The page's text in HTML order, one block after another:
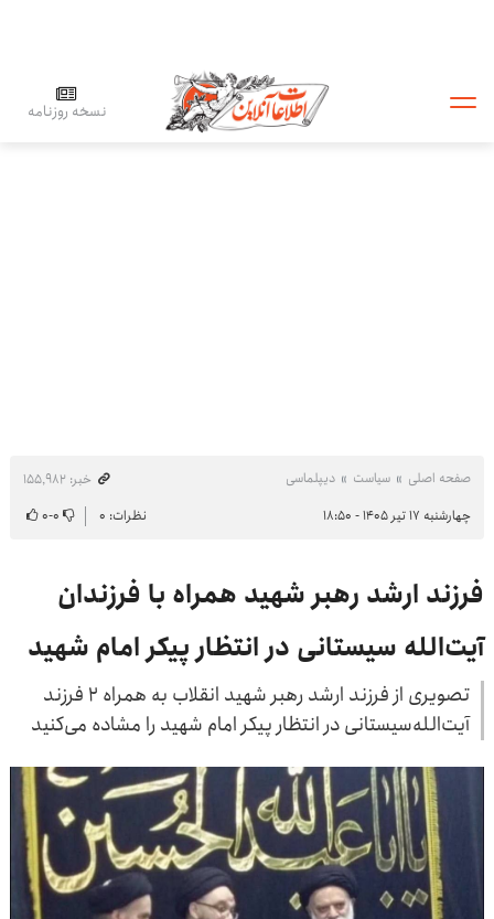
نسخه روزنامه
صفحه اصلی سیاست دیپلماسی
خبر: ۱۵۵٬۹۸۲
چهارشنبه ۱۷ تیر ۱۴۰۵ - ۱۸:۵۰
نظرات: ۰ ۰-۰
فرزند ارشد رهبر شهید همراه با فرزندان
آیت‌الله سیستانی در انتظار پیکر امام شهید
تصویری از فرزند ارشد رهبر شهید انقلاب به همراه ۲ فرزند
آیت‌الله‌سیستانی در انتظار پیکر امام شهید را مشاده می‌کنید